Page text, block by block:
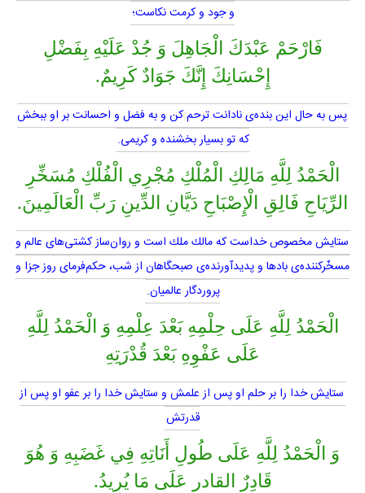
و جود و كرمت نكاست؛
فَارْحَمْ عَبْدَكَ الْجَاهِلَ وَ جُدْ عَلَيْهِ بِفَضْلِ
إِحْسَانِكَ إِنَّكَ جَوَادٌ كَرِيمٌ.
پس به حال اين بنده‌ى نادانت ترحم كن و به فضل و احسانت بر او ببخش
كه تو بسيار بخشنده و كريمى.
الْحَمْدُ لِلَّهِ مَالِكِ الْمُلْكِ مُجْرِي الْفُلْكِ مُسَخِّرِ
الرِّيَاحِ فَالِقِ الْإِصْبَاحِ دَيَّانِ الدِّينِ رَبِّ الْعَالَمِينَ.
ستايش مخصوص خداست كه مالك ملك است و روان‌ساز كشتى‌هاى عالم و
مسخّركننده‌ى بادها و پديدآورنده‌ى صبحگاهان از شب، حكم‌فرماى روز جزا و
پروردگار عالميان.
الْحَمْدُ لِلَّهِ عَلَى حِلْمِهِ بَعْدَ عِلْمِهِ وَ الْحَمْدُ لِلَّهِ
عَلَى عَفْوِهِ بَعْدَ قُدْرَتِهِ
ستايش خدا را بر حلم او پس از علمش و ستايش خدا را بر عفو او پس از
قدرتش
وَ الْحَمْدُ لِلَّهِ عَلَى طُولِ أَنَاتِهِ فِي‏ غَضَبِهِ وَ هُوَ
قَادِرٌ القادر عَلَى مَا يُرِيدُ.